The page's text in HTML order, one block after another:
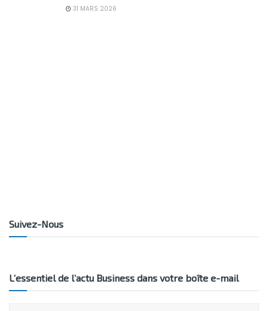
31 MARS 2026
Suivez-Nous
L’essentiel de l’actu Business dans votre boîte e-mail